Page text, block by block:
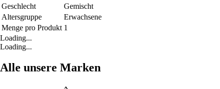
Geschlecht
Gemischt
Altersgruppe
Erwachsene
Menge pro Produkt 1
Loading...
Loading...
Alle unsere Marken